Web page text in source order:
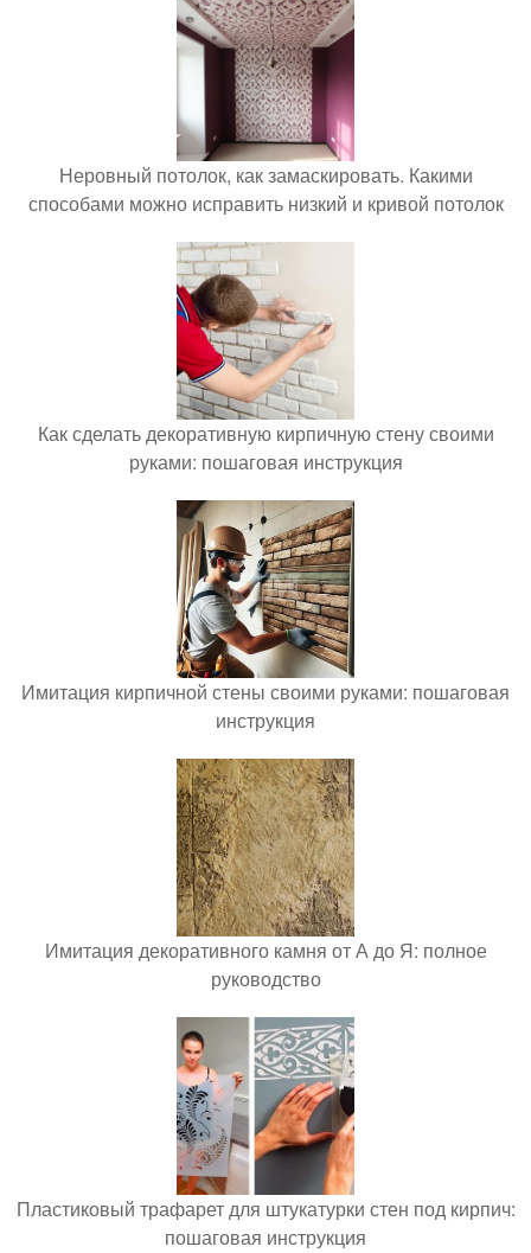
Неровный потолок, как замаскировать. Какими
способами можно исправить низкий и кривой потолок
Как сделать декоративную кирпичную стену своими
руками: пошаговая инструкция
Имитация кирпичной стены своими руками: пошаговая
инструкция
Имитация декоративного камня от А до Я: полное
руководство
Пластиковый трафарет для штукатурки стен под кирпич:
пошаговая инструкция